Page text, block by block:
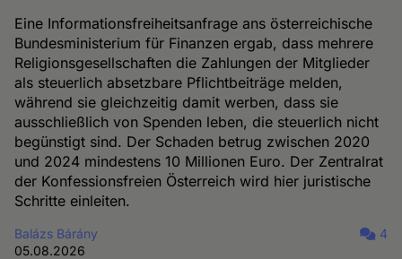
Eine Informationsfreiheitsanfrage ans österreichische
Bundesministerium für Finanzen ergab, dass mehrere
Religionsgesellschaften die Zahlungen der Mitglieder
als steuerlich absetzbare Pflichtbeiträge melden,
während sie gleichzeitig damit werben, dass sie
ausschließlich von Spenden leben, die steuerlich nicht
begünstigt sind. Der Schaden betrug zwischen 2020
und 2024 mindestens 10 Millionen Euro. Der Zentralrat
der Konfessionsfreien Österreich wird hier juristische
Schritte einleiten.
Balázs Bárány
05.08.2026
4